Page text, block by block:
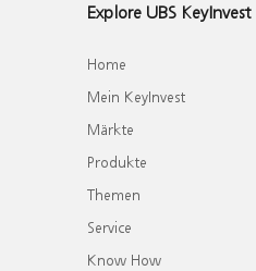
Explore UBS KeyInvest
Home
Mein KeyInvest
Märkte
Produkte
Themen
Service
Know How